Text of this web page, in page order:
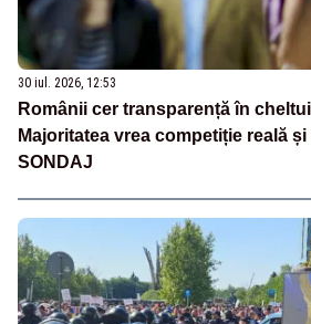
30 iul. 2026, 12:53
Românii cer transparență în
Majoritatea vrea competiție reală
SONDAJ